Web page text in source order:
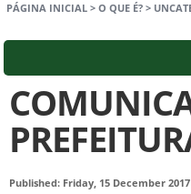
PÁGINA INICIAL > O QUE É? >
Published: Friday, 15 December 2017